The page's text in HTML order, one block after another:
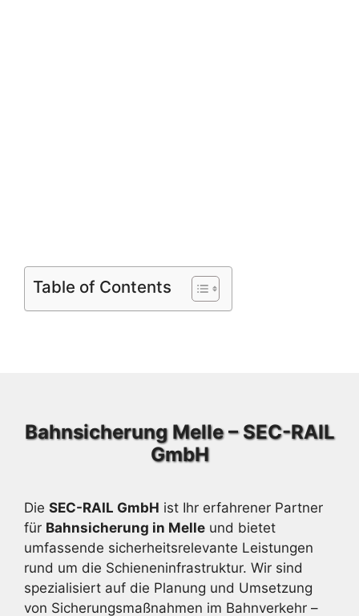
Table of Contents
Bahnsicherung Melle – SEC-RAIL
GmbH
Die SEC-RAIL GmbH ist Ihr erfahrener Partner
für Bahnsicherung in Melle und bietet
umfassende sicherheitsrelevante Leistungen
rund um die Schieneninfrastruktur. Wir sind
spezialisiert auf die Planung und Umsetzung
von Sicherungsmaßnahmen im Bahnverkehr –